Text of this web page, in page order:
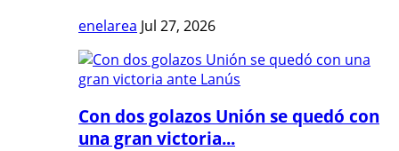
enelarea Jul 27, 2026
Con dos golazos Unión se quedó con
una gran victoria...